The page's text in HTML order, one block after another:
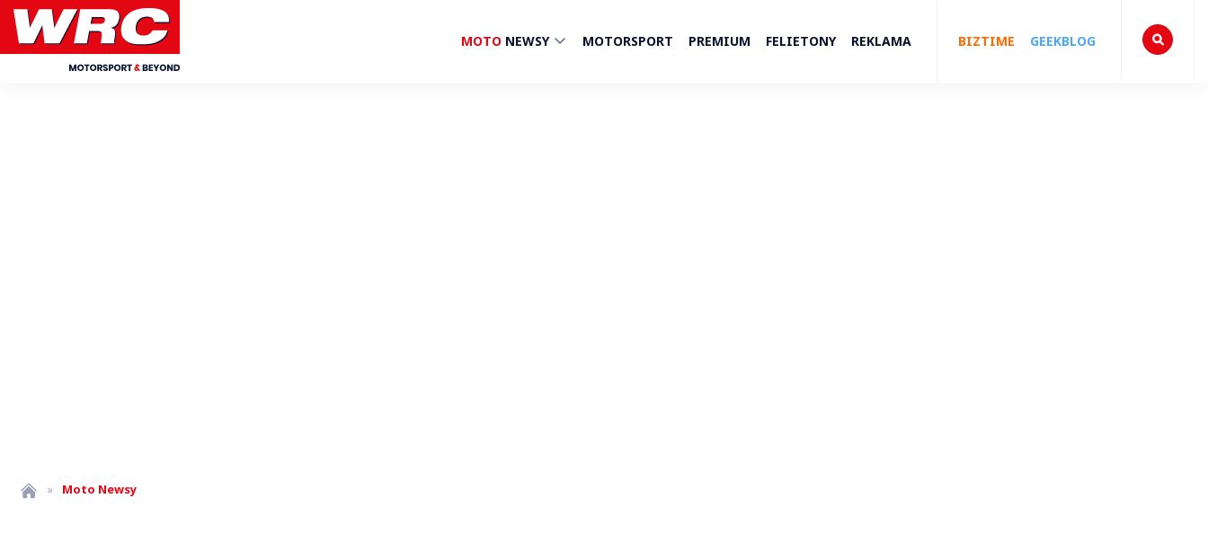
MOTO NEWSY MOTORSPORT PREMIUM FELIETONY REKLAMA BIZTIME GEEKBLOG
» Moto Newsy